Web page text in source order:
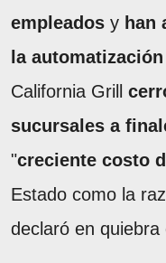
empleados y han
la
California Grill
sucursales a
"creciente costo
Estado como la
declaró en quiebra